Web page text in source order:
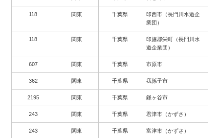
118 関東 千葉県
印西市（長門川水道企
業団）
118 関東 千葉県
印旛郡栄町（長門川水
道企業団）
607 関東 千葉県 市原市
362 関東 千葉県 我孫子市
2195 関東 千葉県 鎌ヶ谷市
243 関東 千葉県 君津市（かずさ）
243 関東 千葉県 富津市（かずさ）